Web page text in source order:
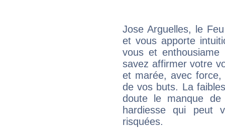
Jose Arguelles, le
et vous apporte
vous et
savez affirmer votre
et marée, avec
de vos buts. La
doute le manque
hardiesse qui peut
risquées.